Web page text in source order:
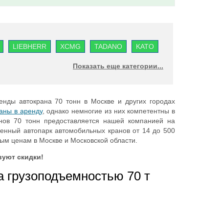
LIEBHERR XCMG TADANO KATO
Показать еще категории...
автокрана 70 тонн в Москве и других городах
в аренду, однако немногие из них компетентны в
70 тонн предоставляется нашей компанией на
автопарк автомобильных кранов от 14 до 500
ценам в Москве и Московской области.
скидки!
грузоподъемностью 70 т